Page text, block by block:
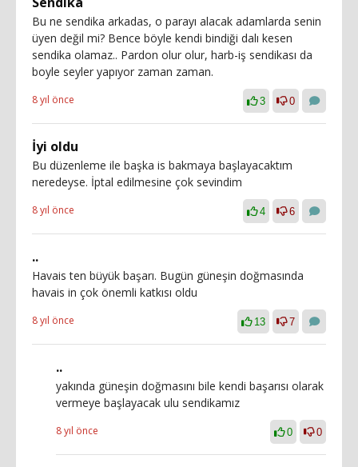
Bu ne sendika arkadas, o parayı alacak adamlarda senin
üyen değil mi? Bence böyle kendi bindiği dalı kesen
sendika olamaz.. Pardon olur olur, harb-iş sendikası da
boyle seyler yapıyor zaman zaman.
8 yıl önce 3 0
İyi oldu
Bu düzenleme ile başka is bakmaya başlayacaktım
neredeyse. İptal edilmesine çok sevindim
8 yıl önce 4 6
..
Havais ten büyük başarı. Bugün güneşin doğmasında
havais in çok önemli katkısı oldu
8 yıl önce 13 7
..
yakında güneşin doğmasını bile kendi başarısı olarak
vermeye başlayacak ulu sendikamız
8 yıl önce 0 0